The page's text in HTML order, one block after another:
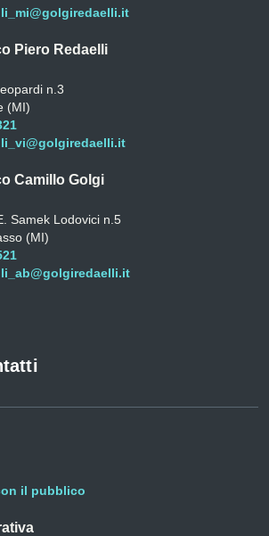
Piero Redaelli
n.3
(MI)
Camillo Golgi
Samek Lodovici n.5
(MI)
il pubblico